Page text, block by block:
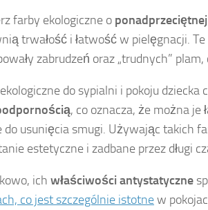
farby ekologiczne o
trwałość i łatwość w pielęgnacji.
zabrudzeń oraz „trudnych”
do sypialni i pokoju
, co oznacza, że można
do usunięcia smugi. Używając takich
estetyczne i zadbane przez długi
ich właściwości antystatyczne
co jest szczególnie istotnew